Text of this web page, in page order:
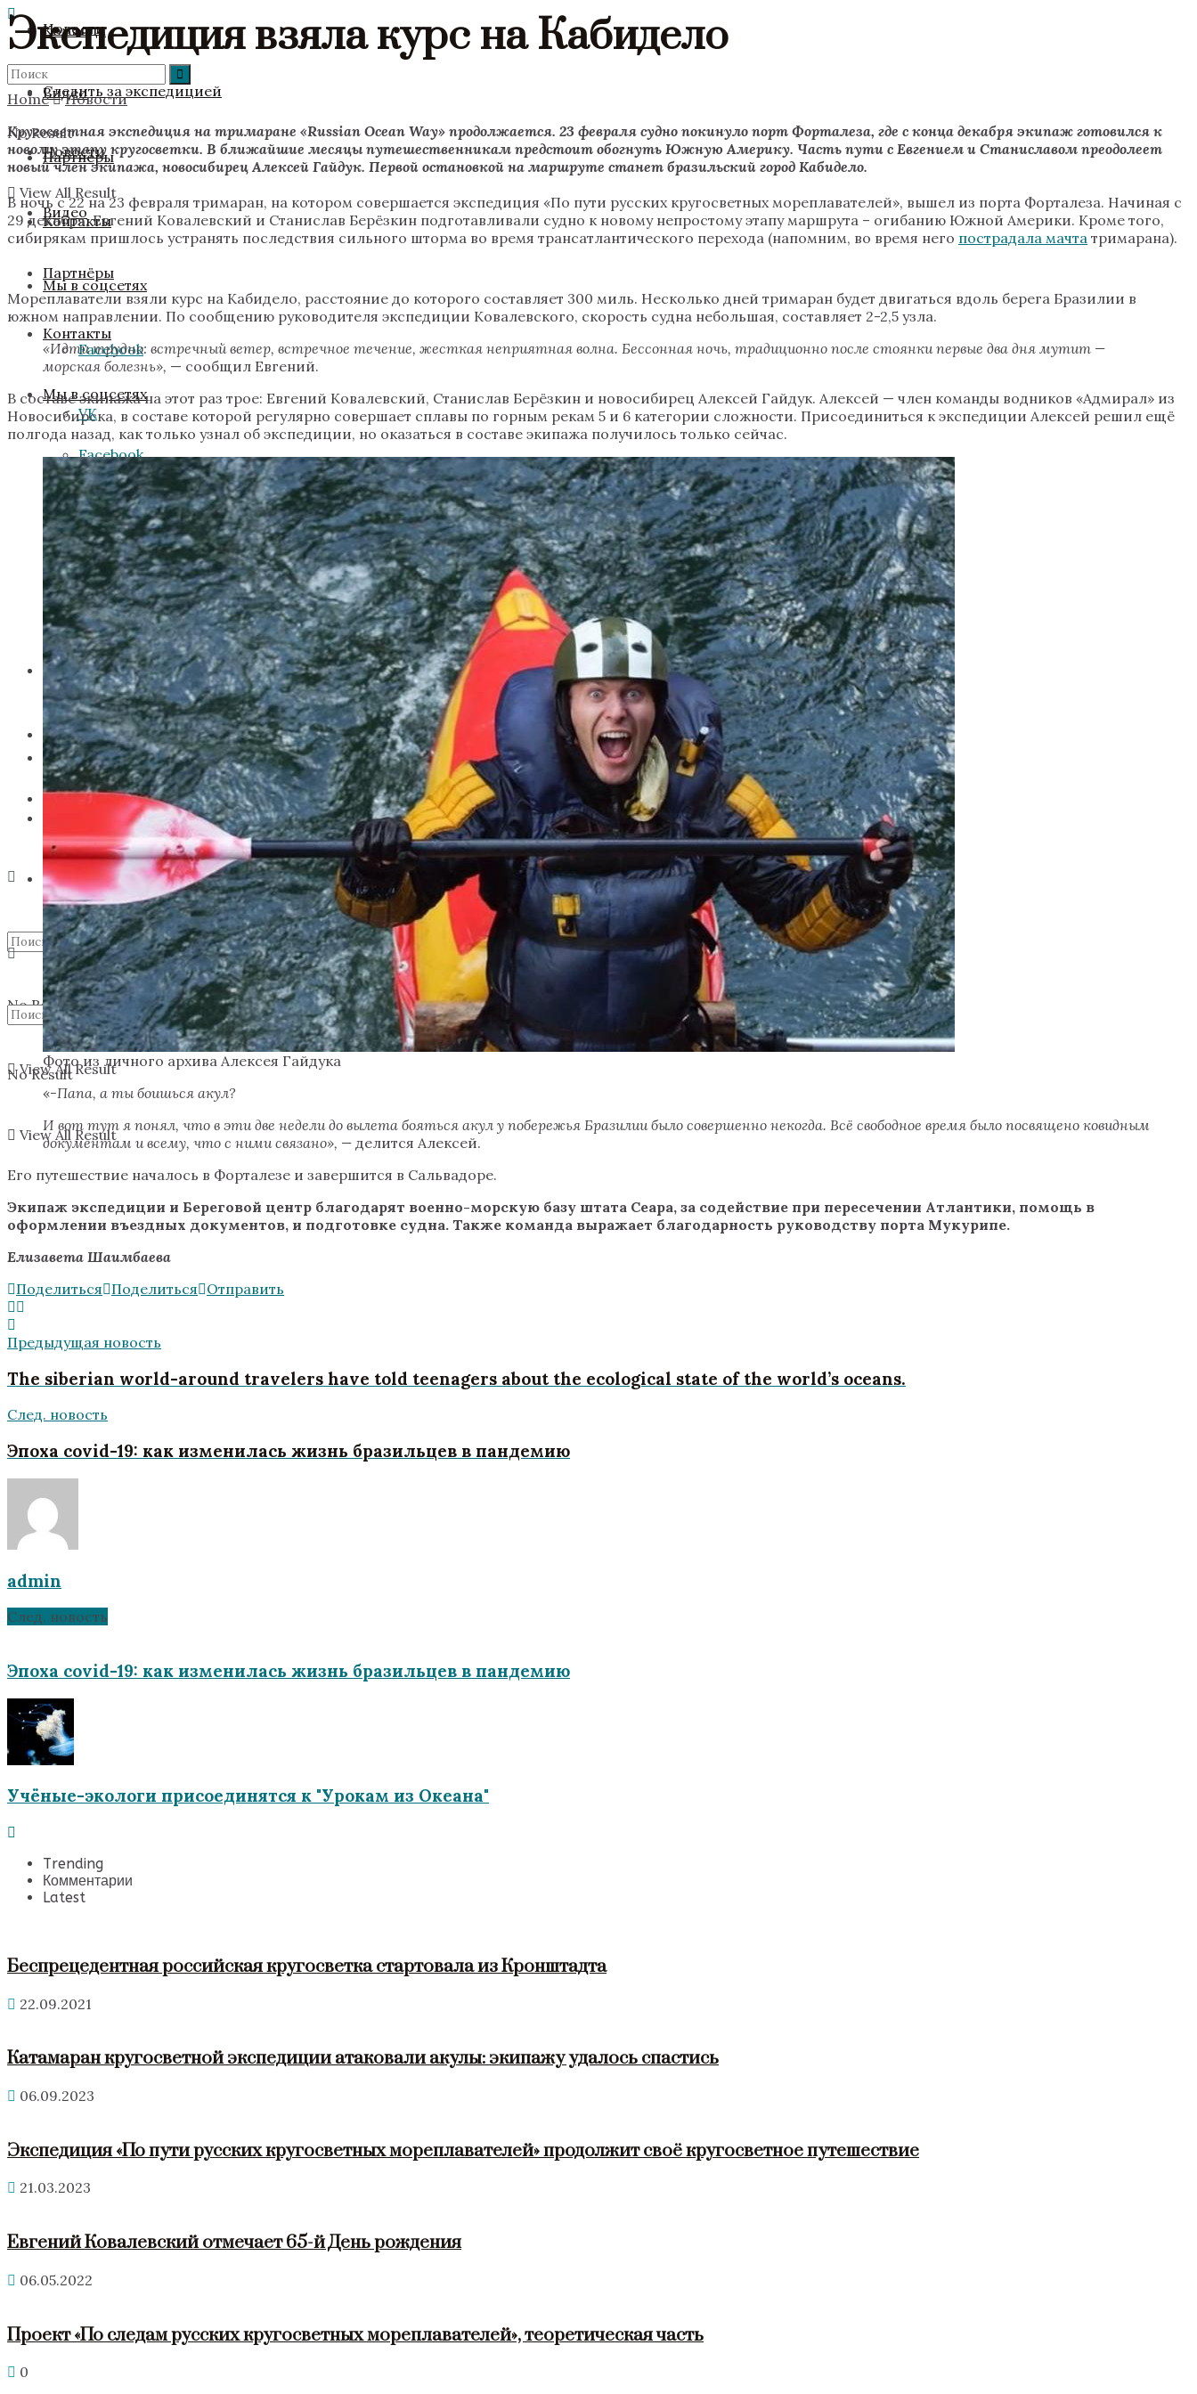
Новости
Видео
Партнёры
Контакты
Мы в соцсетях
Facebook
VK
Instagram
YouTube
Telegram
Стать участником
Поддержать экспедицию
No Result
View All Result
Команда
Следить за экспедицией
Новости
Видео
Партнёры
Контакты
Мы в соцсетях
Facebook
VK
Instagram
YouTube
Telegram
Стать участником
Поддержать экспедицию
No Result
View All Result
No Result
View All Result
Экспедиция взяла курс на Кабидело
Home
Новости
Кругосветная экспедиция на тримаране «Russian Ocean Way» продолжается. 23 февраля судно покинуло порт Форталеза, где с конца декабря экипаж готовился к
новому этапу кругосветки. В ближайшие месяцы путешественникам предстоит обогнуть Южную Америку. Часть пути с Евгением и Станиславом преодолеет
новый член экипажа, новосибирец Алексей Гайдук. Первой остановкой на маршруте станет бразильский город Кабидело.
В ночь с 22 на 23 февраля тримаран, на котором совершается экспедиция «По пути русских кругосветных мореплавателей», вышел из порта Форталеза. Начиная с
29 декабря, Евгений Ковалевский и Станислав Берёзкин подготавливали судно к новому непростому этапу маршрута – огибанию Южной Америки. Кроме того,
сибирякам пришлось устранять последствия сильного шторма во время трансатлантического перехода (напомним, во время него пострадала мачта тримарана).
Мореплаватели взяли курс на Кабидело, расстояние до которого составляет 300 миль. Несколько дней тримаран будет двигаться вдоль берега Бразилии в
южном направлении. По сообщению руководителя экспедиции Ковалевского, скорость судна небольшая, составляет 2-2,5 узла.
«Идти трудно: встречный ветер, встречное течение, жесткая неприятная волна. Бессонная ночь, традиционно после стоянки первые два дня мутит —
морская болезнь», — сообщил Евгений.
В составе экипажа на этот раз трое: Евгений Ковалевский, Станислав Берёзкин и новосибирец Алексей Гайдук. Алексей — член команды водников «Адмирал» из
Новосибирска, в составе которой регулярно совершает сплавы по горным рекам 5 и 6 категории сложности. Присоединиться к экспедиции Алексей решил ещё
полгода назад, как только узнал об экспедиции, но оказаться в составе экипажа получилось только сейчас.
Фото из личного архива Алексея Гайдука
«-Папа, а ты боишься акул?
И вот тут я понял, что в эти две недели до вылета бояться акул у побережья Бразилии было совершенно некогда. Всё свободное время было посвящено ковидным
документам и всему, что с ними связано», — делится Алексей.
Его путешествие началось в Форталезе и завершится в Сальвадоре.
Экипаж экспедиции и Береговой центр благодарят военно-морскую базу штата Сеара, за содействие при пересечении Атлантики, помощь в
оформлении въездных документов, и подготовке судна. Также команда выражает благодарность руководству порта Мукурипе.
Елизавета Шаимбаева
Поделиться Поделиться Отправить
Предыдущая новость
The siberian world-around travelers have told teenagers about the ecological state of the world’s oceans.
След. новость
Эпоха covid-19: как изменилась жизнь бразильцев в пандемию
admin
След. новость
Эпоха covid-19: как изменилась жизнь бразильцев в пандемию
Учёные-экологи присоединятся к "Урокам из Океана"
Trending
Комментарии
Latest
Беспрецедентная российская кругосветка стартовала из Кронштадта
22.09.2021
Катамаран кругосветной экспедиции атаковали акулы: экипажу удалось спастись
06.09.2023
Экспедиция «По пути русских кругосветных мореплавателей» продолжит своё кругосветное путешествие
21.03.2023
Евгений Ковалевский отмечает 65-й День рождения
06.05.2022
Проект «По следам русских кругосветных мореплавателей», теоретическая часть
0